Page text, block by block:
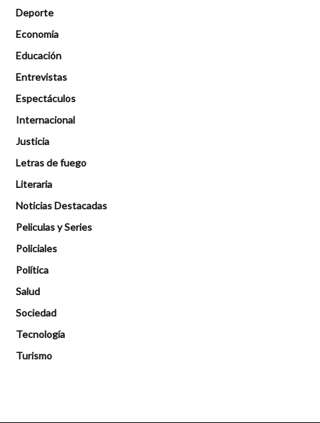
Deporte
Economía
Educación
Entrevistas
Espectáculos
Internacional
Justicia
Letras de fuego
Literaria
Noticias Destacadas
Peliculas y Series
Policiales
Política
Salud
Sociedad
Tecnología
Turismo